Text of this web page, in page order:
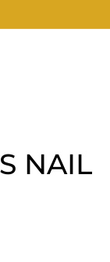
NAIL